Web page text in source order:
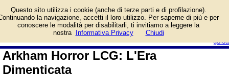
guida
Horror LCG: L'Era
Dimenticata e prezzo di
vendita. Prodotto da Asmodee Italia
Arkham Horror LCG: L'Era
Dimenticata
Questo sito utilizza i cookie (anche di terze parti e di profilazione).
la navigazione, accetti il loro utilizzo. Per saperne di più e per
conoscere le modalità per disabilitarli, ti invitiamo a leggere la
nostra
Informativa Privacy Chiudi